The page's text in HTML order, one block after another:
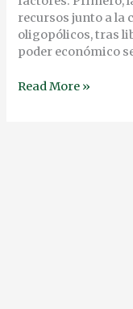
recursos junto a la
oligopólicos, tras
poder económico
Read More »